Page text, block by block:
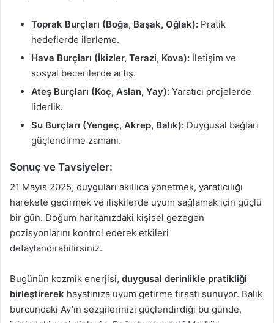
Toprak Burçları (Boğa, Başak, Oğlak): Pratik
hedeflerde ilerleme.
Hava Burçları (İkizler, Terazi, Kova): İletişim ve
sosyal becerilerde artış.
Ateş Burçları (Koç, Aslan, Yay): Yaratıcı projelerde
liderlik.
Su Burçları (Yengeç, Akrep, Balık): Duygusal bağları
güçlendirme zamanı.
Sonuç ve Tavsiyeler:
21 Mayıs 2025, duyguları akıllıca yönetmek, yaratıcılığı
harekete geçirmek ve ilişkilerde uyum sağlamak için güçlü
bir gün. Doğum haritanızdaki kişisel gezegen
pozisyonlarını kontrol ederek etkileri
detaylandırabilirsiniz.
Bugünün kozmik enerjisi, duygusal derinlikle pratikliği
birleştirerek hayatınıza uyum getirme fırsatı sunuyor. Balık
burcundaki Ay’ın sezgilerinizi güçlendirdiği bu günde,